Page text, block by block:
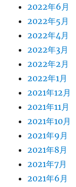
2022年6月
2022年5月
2022年4月
2022年3月
2022年2月
2022年1月
2021年12月
2021年11月
2021年10月
2021年9月
2021年8月
2021年7月
2021年6月